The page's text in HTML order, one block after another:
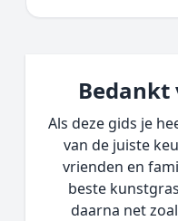
Bedankt
Als deze gids je
van de juiste
vrienden en
beste
daarna net